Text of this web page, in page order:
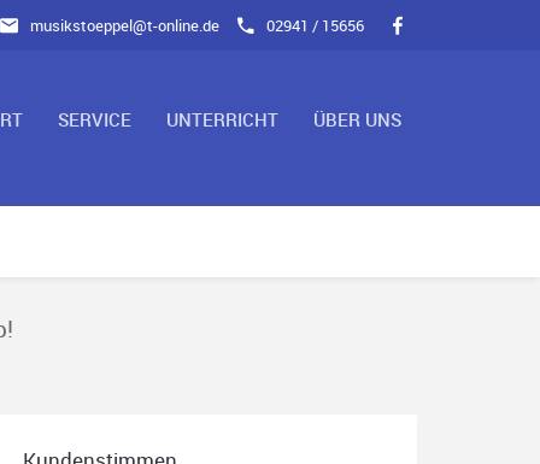
musikstoeppel@t-online.de 02941 / 15656
SERVICE UNTERRICHT ÜBER UNS